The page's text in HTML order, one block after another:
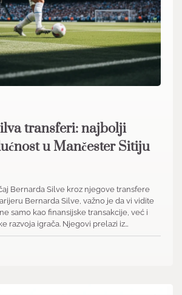
transferi: najbolji
u Mančester Sitiju
Bernarda Silve kroz njegove transfere
Bernarda Silve, važno je da vi vidite
samo kao finansijske transakcije, već i
razvoja igrača. Njegovi prelazi iz…